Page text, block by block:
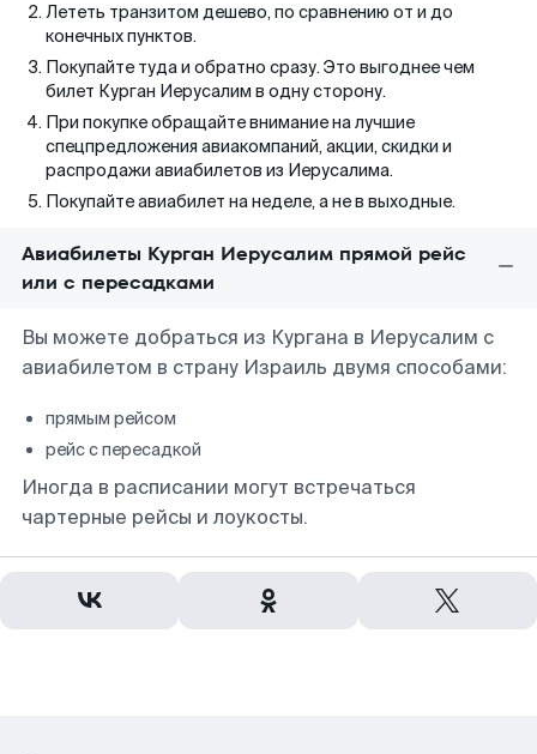
Лететь транзитом дешево, по сравнению от и до
конечных пунктов.
Покупайте туда и обратно сразу. Это выгоднее чем
билет Курган Иерусалим в одну сторону.
При покупке обращайте внимание на лучшие
спецпредложения авиакомпаний, акции, скидки и
распродажи авиабилетов из Иерусалима.
Покупайте авиабилет на неделе, а не в выходные.
Авиабилеты Курган Иерусалим прямой рейс
или с пересадками
Вы можете добраться из Кургана в Иерусалим с
авиабилетом в страну Израиль двумя способами:
прямым рейсом
рейс с пересадкой
Иногда в расписании могут встречаться
чартерные рейсы и лоукосты.